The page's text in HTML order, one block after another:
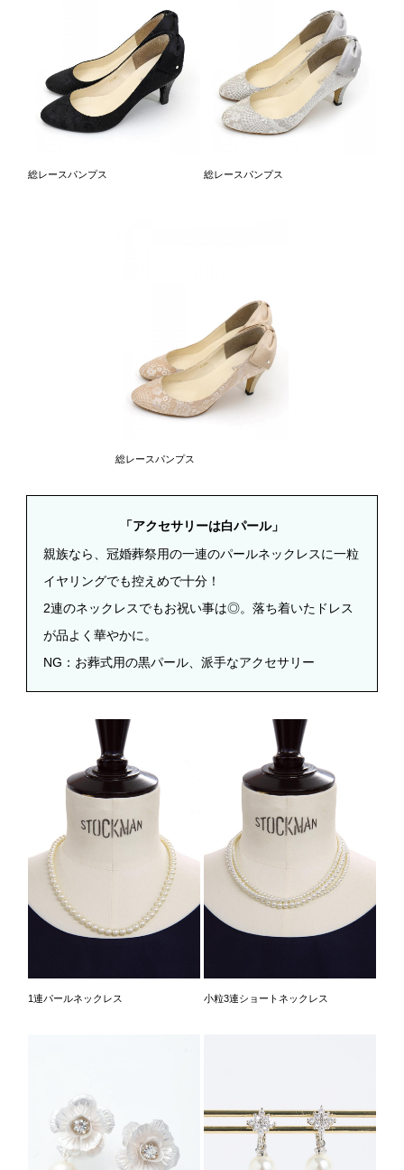
総レースパンプス 総レースパンプス
総レースパンプス
「アクセサリーは白パール」
親族なら、冠婚葬祭用の一連のパールネックレスに一粒
イヤリングでも控えめで十分！
2連のネックレスでもお祝い事は◎。落ち着いたドレス
が品よく華やかに。
NG ：お葬式用の黒パール、派手なアクセサリー
1連パールネックレス 小粒3連ショートネックレス